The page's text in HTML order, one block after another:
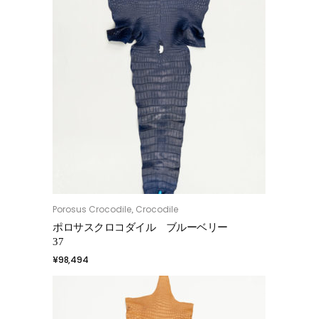
お買い物カゴに追加
Porosus Crocodile, Crocodile
ポロサスクロコダイル ブルーベリー
37
¥98,494